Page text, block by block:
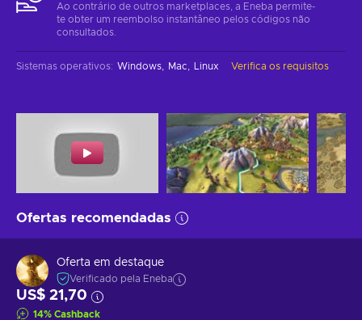
Ao contrário de outros marketplaces, a Eneba permite-
te obter um reembolso instantâneo pelos códigos não
consultados.
Sistemas operativos: Windows Mac Linux Verifica os requisitos
Ofertas recomendadas
Oferta em destaque
Verificado pela Eneba
US$ 21,70
14% Cashback